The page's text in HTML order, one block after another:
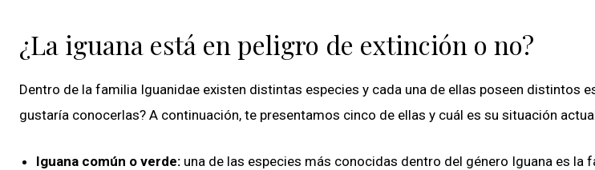
¿La iguana está en peligro de extinción o no?
Dentro de la familia Iguanidae existen distintas especies y cada una de ellas poseen distintos
gustaría conocerlas? A continuación, te presentamos cinco de ellas y cuál es su situación
Iguana común o verde: una de las especies más conocidas dentro del género Iguana es la